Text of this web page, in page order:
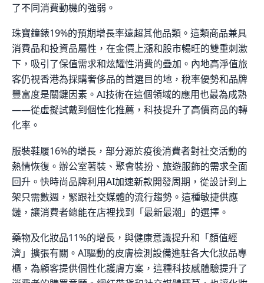
了不同消費動機的強弱。
珠寶鐘錶19%的預期增長率遠超其他品類。這類商品兼具
消費品和投資品屬性，在金價上漲和股市暢旺的雙重刺激
下，吸引了保值需求和炫耀性消費的疊加。內地高淨值旅
客仍視香港為採購奢侈品的首選目的地，稅率優勢和品牌
豐富度是關鍵因素。AI技術在這個領域的應用也最為成熟
——從虛擬試戴到個性化推薦，科技提升了高價商品的轉
化率。
服裝鞋履16%的增長，部分源於疫後消費者對社交活動的
熱情恢復。辦公室著裝、聚會裝扮、旅遊服飾的需求全面
回升。快時尚品牌利用AI加速新款開發周期，從設計到上
架只需數週，緊跟社交媒體的流行趨勢。這種敏捷供應
鏈，讓消費者總能在店裡找到「最新最潮」的選擇。
藥物及化妝品11%的增長，與健康意識提升和「顏值經
濟」擴張有關。AI驅動的皮膚檢測設備進駐各大化妝品專
櫃，為顧客提供個性化護膚方案，這種科技感體驗提升了